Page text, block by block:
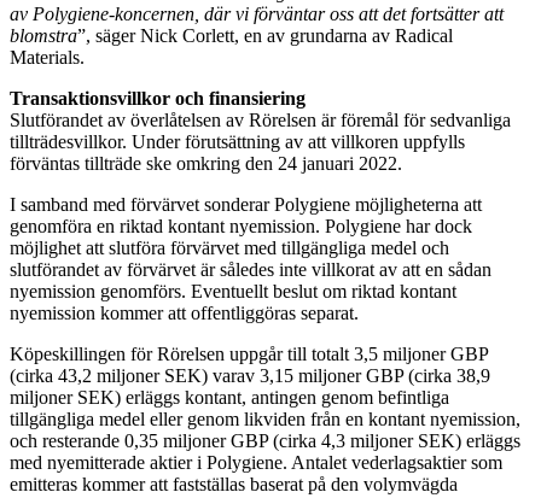
av Polygiene-koncernen, där vi förväntar oss att det fortsätter att
blomstra”, säger Nick Corlett, en av grundarna av Radical
Materials.
Transaktionsvillkor och finansiering
Slutförandet av överlåtelsen av Rörelsen är föremål för sedvanliga
tillträdesvillkor. Under förutsättning av att villkoren uppfylls
förväntas tillträde ske omkring den 24 januari 2022.
I samband med förvärvet sonderar Polygiene möjligheterna att
genomföra en riktad kontant nyemission. Polygiene har dock
möjlighet att slutföra förvärvet med tillgängliga medel och
slutförandet av förvärvet är således inte villkorat av att en sådan
nyemission genomförs. Eventuellt beslut om riktad kontant
nyemission kommer att offentliggöras separat.
Köpeskillingen för Rörelsen uppgår till totalt 3,5 miljoner GBP
(cirka 43,2 miljoner SEK) varav 3,15 miljoner GBP (cirka 38,9
miljoner SEK) erläggs kontant, antingen genom befintliga
tillgängliga medel eller genom likviden från en kontant nyemission,
och resterande 0,35 miljoner GBP (cirka 4,3 miljoner SEK) erläggs
med nyemitterade aktier i Polygiene. Antalet vederlagsaktier som
emitteras kommer att fastställas baserat på den volymvägda